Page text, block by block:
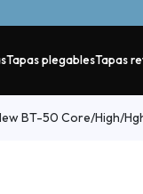
Tapas plegablesTapas
BT-50 Core/High/